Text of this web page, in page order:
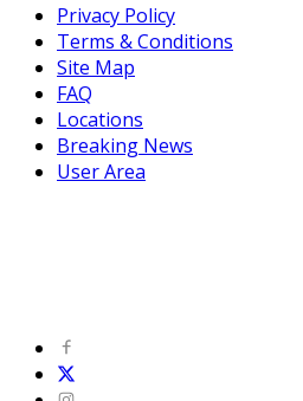
Privacy Policy
Terms & Conditions
Site Map
FAQ
Locations
Breaking News
User Area